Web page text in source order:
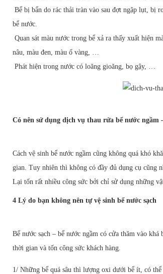
Bể bị bẩn do rác thải tràn vào sau đợt ngập lụt, bị
bể nước.
Quan sát màu nước trong bể xả ra thấy xuất hiện
nâu, màu đen, màu ố vàng, …
Phát hiện trong nước có loăng gioăng, bọ gậy, …
Có nên sử dụng dịch vụ thau rửa bể nước ngầm
Cách vệ sinh bể nước ngầm cũng không quá khó
gian. Tuy nhiên thì không có đầy đủ dụng cụ cũng
Lại tốn rất nhiều công sức bởi chỉ sử dụng những
4 Lý do bạn không nên tự vệ sinh bể nước sạch
Bể nước sạch – bể nước ngầm có cửa thăm vào
thời gian và tốn công sức khách hàng.
1/ Những bể quá sâu thì lượng oxi dưới bể ít, có